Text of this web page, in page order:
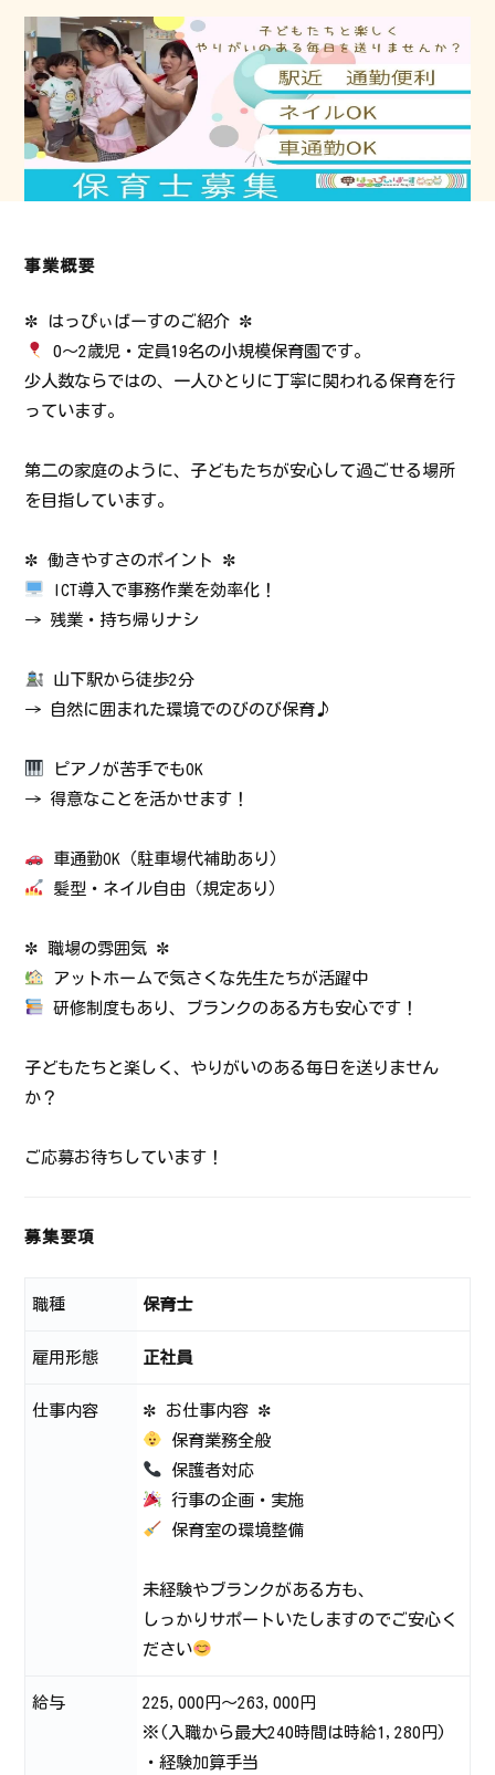
事業概要
✼ はっぴぃばーすのご紹介 ✼
0～2歳児・定員19名の小規模保育園です。
少人数ならではの、一人ひとりに丁寧に関われる保育を行
っています。
第二の家庭のように、子どもたちが安心して過ごせる場所
を目指しています。
✼ 働きやすさのポイント ✼
ICT導入で事務作業を効率化！
→ 残業・持ち帰りナシ
山下駅から徒歩2分
→ 自然に囲まれた環境でのびのび保育♪
ピアノが苦手でもOK
→ 得意なことを活かせます！
車通勤OK（駐車場代補助あり）
髪型・ネイル自由（規定あり）
✼ 職場の雰囲気 ✼
アットホームで気さくな先生たちが活躍中
研修制度もあり、ブランクのある方も安心です！
子どもたちと楽しく、やりがいのある毎日を送りません
か？
ご応募お待ちしています！
募集要項
職種 保育士
雇用形態 正社員
仕事内容
✼ お仕事内容 ✼
保育業務全般
保護者対応
行事の企画・実施
保育室の環境整備
未経験やブランクがある方も、
しっかりサポートいたしますのでご安心く
ださい
給与
225,000円～263,000円
※(入職から最大240時間は時給1,280円)
・経験加算手当